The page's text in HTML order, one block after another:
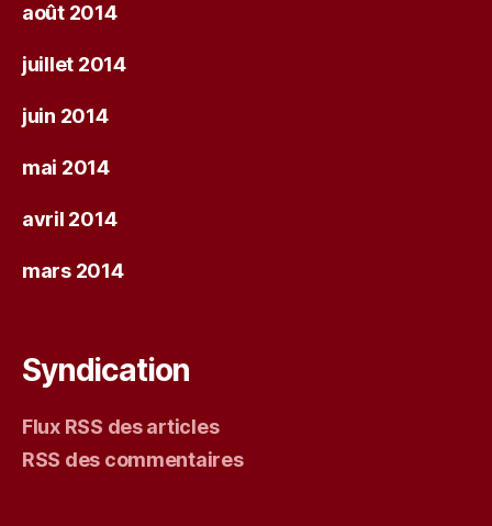
août 2014
juillet 2014
juin 2014
mai 2014
avril 2014
mars 2014
Syndication
Flux RSS des articles
RSS des commentaires